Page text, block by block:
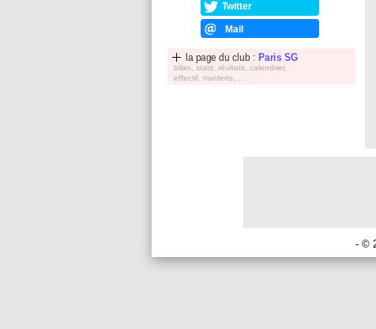
Twitter
Mail
la page du club : Paris SG
bilan, stats, réultats, calendrier,
effectif, tranferts, ...
- ©